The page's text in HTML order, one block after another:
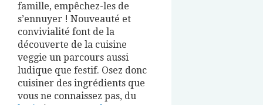
famille, empêchez-les de
s’ennuyer ! Nouveauté et
convivialité font de la
découverte de la cuisine
veggie un parcours aussi
ludique que festif. Osez donc
cuisiner des ingrédients que
vous ne connaissez pas, du